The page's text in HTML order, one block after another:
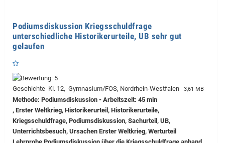
Podiumsdiskussion Kriegsschuldfrage
unterschiedliche Historikerurteile, UB sehr gut
gelaufen
Geschichte Kl. 12, Gymnasium/FOS, Nordrhein-Westfalen 3,61 MB
Methode: Podiumsdiskussion - Arbeitszeit: 45 min
, Erster Weltkrieg, Historikerurteil, Historikerurteile,
Kriegsschuldfrage, Podiumsdiskussion, Sachurteil, UB,
Unterrichtsbesuch, Ursachen Erster Weltkrieg, Werturteil